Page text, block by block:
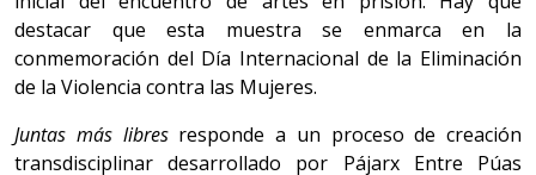
destacar que esta muestra se enmarca en la
conmemoración del Día Internacional de la Eliminación
de la Violencia contra las Mujeres.
Juntas más libresresponde a un proceso de creación
transdisciplinar desarrollado por Pájarx Entre Púas